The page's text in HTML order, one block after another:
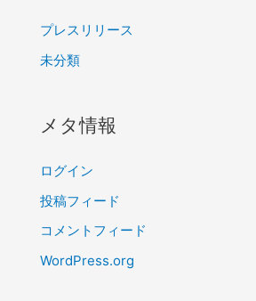
プレスリリース
未分類
メタ情報
ログイン
投稿フィード
コメントフィード
WordPress.org